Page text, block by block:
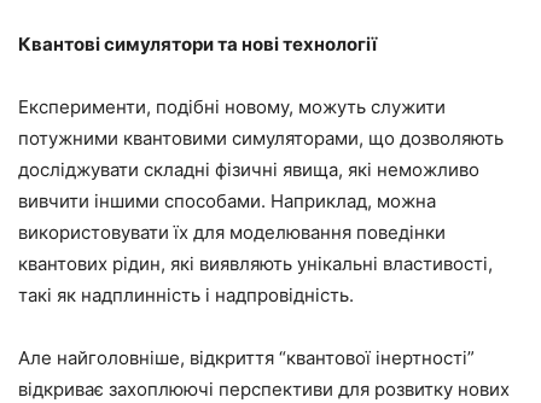
Квантові симулятори та нові технології
Експерименти, подібні новому, можуть служити
потужними квантовими симуляторами, що дозволяють
досліджувати складні фізичні явища, які неможливо
вивчити іншими способами. Наприклад, можна
використовувати їх для моделювання поведінки
квантових рідин, які виявляють унікальні властивості,
такі як надплинність і надпровідність.
Але найголовніше, відкриття “квантової інертності”
відкриває захоплюючі перспективи для розвитку нових